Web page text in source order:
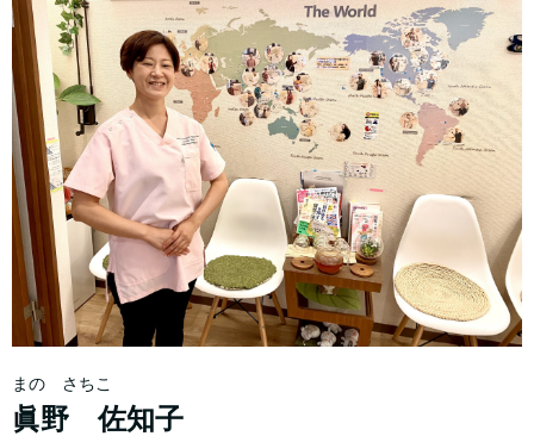
まの さちこ
眞野 佐知子